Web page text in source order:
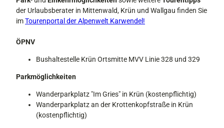
der Urlaubsberater in Mittenwald, Krün und Wallgau finden Sie
imTourenportal der Alpenwelt Karwendel!
ÖPNV
Bushaltestelle Krün Ortsmitte MVV Linie 328 und 329
Parkmöglichkeiten
Wanderparkplatz "Im Gries" in Krün (kostenpflichtig)
Wanderparkplatz an der Krottenkopfstraße in Krün
(kostenpflichtig)